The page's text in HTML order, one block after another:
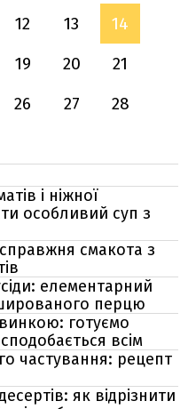
12 13
14
19 20
21
26 27
28
і ніжної
особливий суп з
смакота з
елементарний
перцю
готуємо
всім
частування: рецепт
як відрізнити